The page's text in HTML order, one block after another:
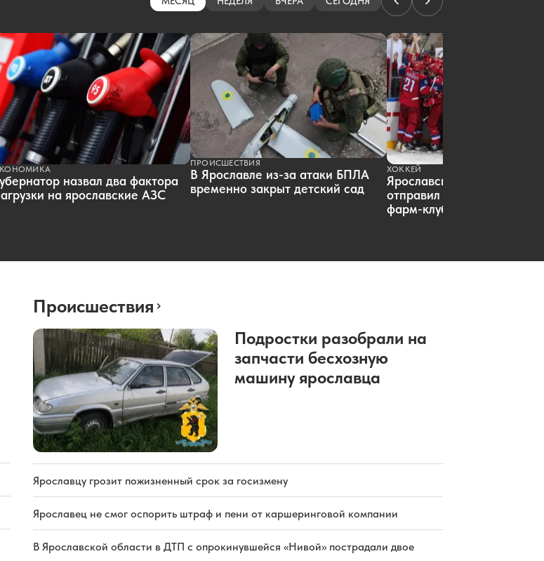
паспорт туриста Золотого кольца
06.08.2026 14:09 ОБЩЕСТВО
назвал два фактора
на ярославские АЗС
ПРОИСШЕСТВИЯ
В Ярославле из-за атаки БПЛА
временно закрыт детский сад
ХОККЕЙ
Ярославский «Локомотив»
отправил пятерых
фарм-клуб
Происшествия
Подростки разобрали на
запчасти бесхозную
машину ярославца
Ярославцу грозит пожизненный срок за госизмену
Ярославец не смог оспорить штраф и пени от каршеринговой компании
В Ярославской области в ДТП с опрокинувшейся «Нивой» пострадали двое